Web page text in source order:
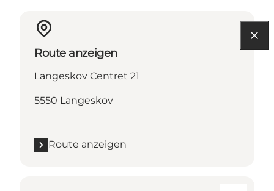
Route anzeigen
Langeskov Centret 21
5550 Langeskov
Route anzeigen